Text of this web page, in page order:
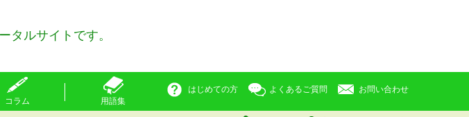
タルサイトです。
コラム 用語集
はじめての方 よくあるご質問 お問い合わせ